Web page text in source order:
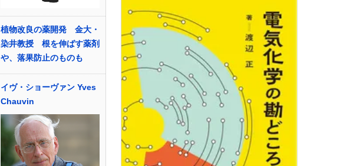
植物改良の薬開発 金大・
染井教授 根を伸ばす薬剤
や、落果防止のものも
イヴ・ショーヴァン Yves
Chauvin